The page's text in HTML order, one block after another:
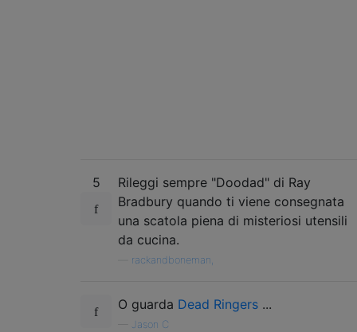
5
Rileggi sempre "Doodad" di Ray
Bradbury quando ti viene consegnata
una scatola piena di misteriosi utensili
da cucina.
rackandboneman,
O guarda Dead Ringers ...
Jason C